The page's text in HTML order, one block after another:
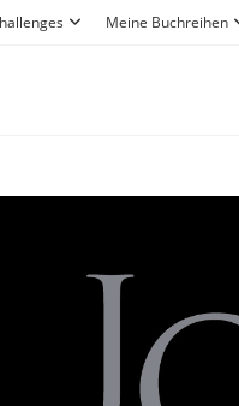
Meine Buchreihen